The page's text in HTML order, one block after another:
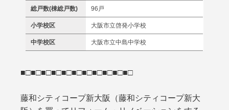
総戸数(棟総戸数) 96戸
小学校区 大阪市立啓発小学校
中学校区 大阪市立中島中学校
■□■□■□■□■□■□■□■□■□■□■□
藤和シティコープ新大阪（藤和シティコープ新大